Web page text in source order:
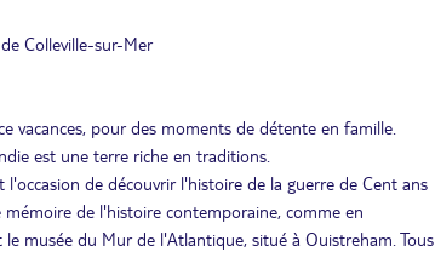
Colleville-sur-Mer
vacances, pour des moments de détente en famille.
est une terre riche en traditions.
de découvrir l'histoire de la guerre de Cent ans
mémoire de l'histoire contemporaine, comme en
musée du Mur de l'Atlantique, situé à Ouistreham. Tous